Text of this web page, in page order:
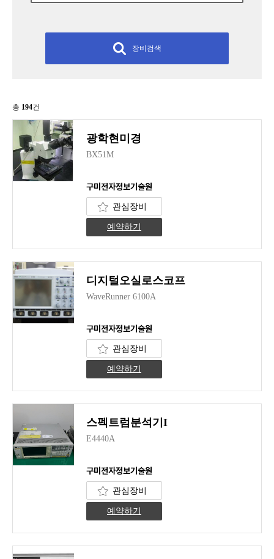
장비검색
총 194건
광학현미경
BX51M
구미전자정보기술원
관심장비
예약하기
디지털오실로스코프
WaveRunner 6100A
구미전자정보기술원
관심장비
예약하기
스펙트럼분석기I
E4440A
구미전자정보기술원
관심장비
예약하기